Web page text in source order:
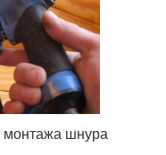
монтажа шнура